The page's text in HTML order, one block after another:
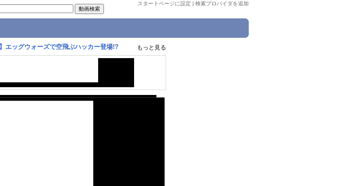
スタートページに設定 | 検索プロバイダを追加
エッグウォーズで空飛ぶハッカー登場!? もっと見る